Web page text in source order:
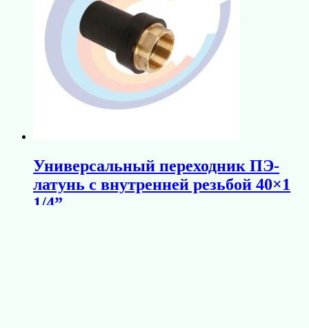
Универсальный переходник ПЭ-
латунь с внутренней резьбой 40×1
1/4”